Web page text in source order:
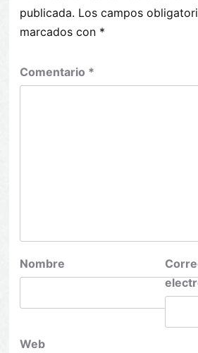
publicada. Los campos
marcados con *
Comentario *
Nombre
Web